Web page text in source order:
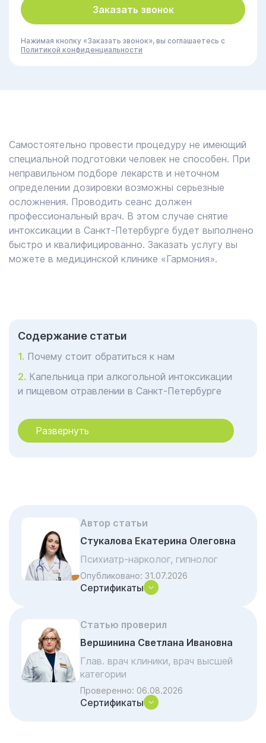
Заказать звонок
Нажимая кнопку «Заказать звонок», вы соглашаетесь с
Политикой конфиденциальности
Самостоятельно провести процедуру не имеющий
специальной подготовки человек не способен. При
неправильном подборе лекарств и неточном
определении дозировки возможны серьезные
осложнения. Проводить сеанс должен
профессиональный врач. В этом случае снятие
интоксикации в Санкт-Петербурге будет выполнено
быстро и квалифицированно. Заказать услугу вы
можете в медицинской клинике «Гармония».
Cодержание статьи
Почему стоит обратиться к нам
Капельница при алкогольной интоксикации
и пищевом отравлении в Санкт-Петербурге
аллергических реакциях в Санкт-Петербурге
Отзывы об услуге «Капельница при
Развернуть
Автор статьи
Стукалова Екатерина Олеговна
Психиатр-нарколог, гипнолог
Опубликовано: 31.07.2026
Сертификаты
Статью проверил
Вершинина Светлана Ивановна
Глав. врач клиники, врач высшей
категории
Проверенно: 06.08.2026
Сертификаты